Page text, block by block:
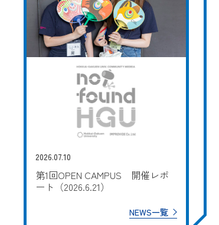
2026.07.10
第1回OPEN CAMPUS 開催レポ
ート（2026.6.21）
NEWS一覧